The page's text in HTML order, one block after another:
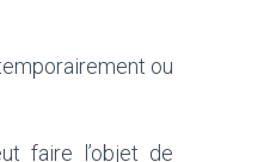
ou
faire l’objet de